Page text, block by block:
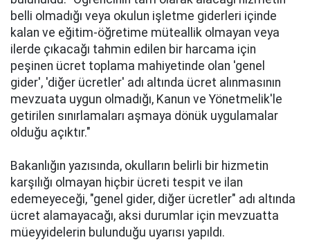
belli olmadığı veya okulun işletme giderleri içinde
kalan ve eğitim-öğretime müteallik olmayan veya
ilerde çıkacağı tahmin edilen bir harcama için
peşinen ücret toplama mahiyetinde olan 'genel
gider', 'diğer ücretler' adı altında ücret alınmasının
mevzuata uygun olmadığı, Kanun ve Yönetmelik'le
getirilen sınırlamaları aşmaya dönük uygulamalar
olduğu açıktır."
Bakanlığın yazısında, okulların belirli bir hizmetin
karşılığı olmayan hiçbir ücreti tespit ve ilan
edemeyeceği, "genel gider, diğer ücretler" adı altında
ücret alamayacağı, aksi durumlar için mevzuatta
müeyyidelerin bulunduğu uyarısı yapıldı.